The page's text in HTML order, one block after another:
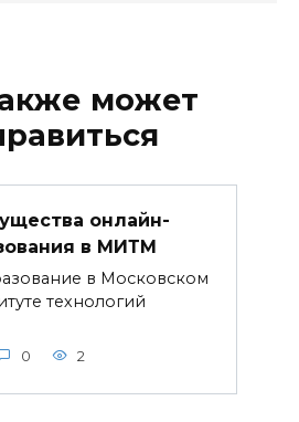
может
онлайн-
в МИТМ
в Московском
технологий
0 2